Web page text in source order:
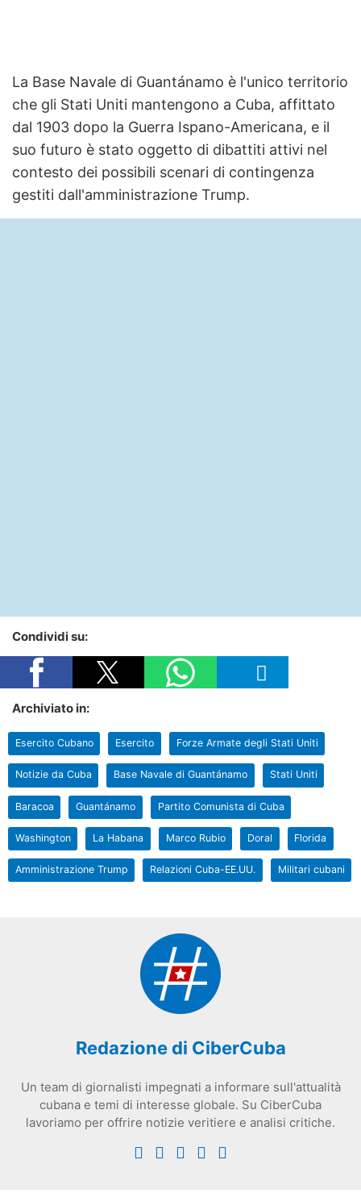
La Base Navale di Guantánamo è l'unico territorio
che gli Stati Uniti mantengono a Cuba, affittato
dal 1903 dopo la Guerra Ispano-Americana, e il
suo futuro è stato oggetto di dibattiti attivi nel
contesto dei possibili scenari di contingenza
gestiti dall'amministrazione Trump.
Condividi su:
Archiviato in:
Esercito Cubano Esercito Forze Armate degli Stati Uniti
Notizie da Cuba Base Navale di Guantánamo Stati Uniti
Baracoa Guantánamo Partito Comunista di Cuba
Washington La Habana Marco Rubio Doral Florida
Amministrazione Trump Relazioni Cuba-EE.UU. Militari cubani
Redazione di CiberCuba
Un team di giornalisti impegnati a informare sull'attualità
cubana e temi di interesse globale. Su CiberCuba
lavoriamo per offrire notizie veritiere e analisi critiche.